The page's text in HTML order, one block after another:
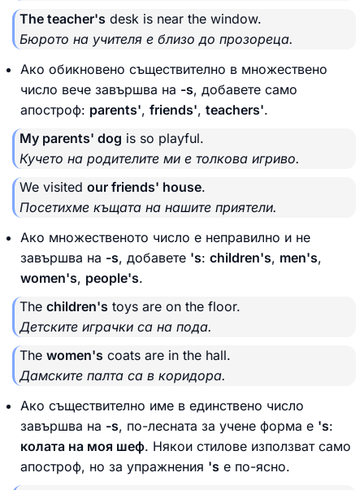
The teacher's desk is near the window.
Бюрото на учителя е близо до прозореца.
Ако обикновено съществително в множествено
число вече завършва на -s, добавете само
апостроф: parents', friends', teachers'.
My parents' dog is so playful.
Кучето на родителите ми е толкова игриво.
We visited our friends' house.
Посетихме къщата на нашите приятели.
Ако множественото число е неправилно и не
завършва на -s, добавете 's: children's, men's,
women's, people's.
The children's toys are on the floor.
Детските играчки са на пода.
The women's coats are in the hall.
Дамските палта са в коридора.
Ако съществително име в единствено число
завършва на -s, по-лесната за учене форма е 's:
колата на моя шеф. Някои стилове използват само
апостроф, но за упражнения 's е по-ясно.